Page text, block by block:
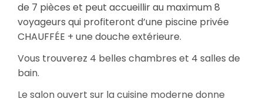
de 7 pièces et peut accueillir au maximum 8
voyageurs qui profiteront d’une piscine privée
CHAUFFÉE + une douche extérieure.
Vous trouverez 4 belles chambres et 4 salles de
bain.
Le salon ouvert sur la cuisine moderne donne